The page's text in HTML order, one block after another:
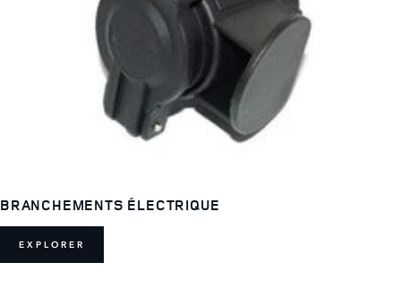
BRANCHEMENTS ÉLECTRIQUE
EXPLORER